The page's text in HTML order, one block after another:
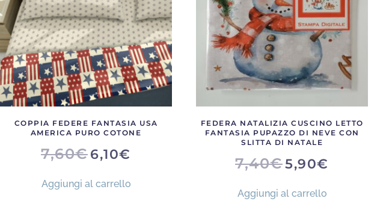
nella
pagina
del
prodotto
COPPIA FEDERE FANTASIA USA
AMERICA PURO COTONE
7,60€ IL
PREZZO
7,60€.
6,10€
6,10€.
Aggiungi al carrello
FEDERA NATALIZIA CUSCINO LETTO
FANTASIA PUPAZZO DI NEVE CON
SLITTA DI NATALE
7,40€ IL
PREZZO
7,40€.
5,90€
Aggiungi al carrello